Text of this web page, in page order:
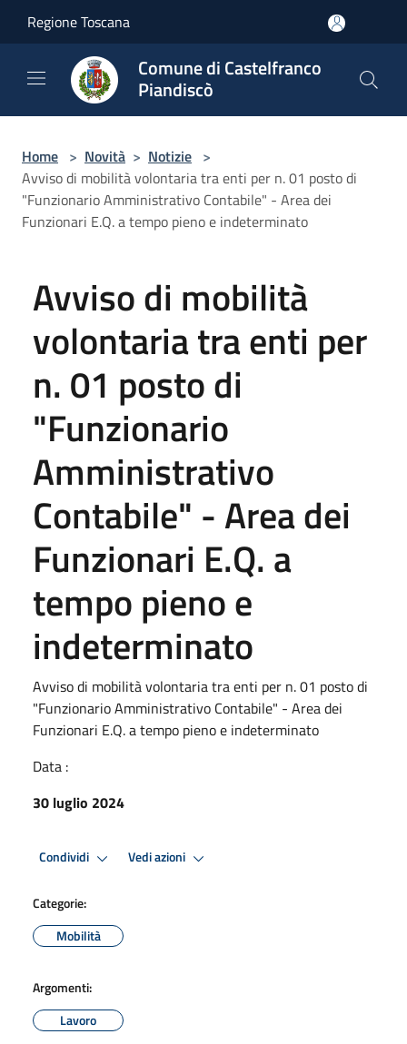
Regione Toscana
Comune di Castelfranco
Piandiscò
Home > Novità > Notizie >
Avviso di mobilità volontaria tra enti per n. 01 posto di
"Funzionario Amministrativo Contabile" - Area dei
Funzionari E.Q. a tempo pieno e indeterminato
Avviso di mobilità
volontaria tra enti per
n. 01 posto di
"Funzionario
Amministrativo
Contabile" - Area dei
Funzionari E.Q. a
tempo pieno e
indeterminato
Avviso di mobilità volontaria tra enti per n. 01 posto di
"Funzionario Amministrativo Contabile" - Area dei
Funzionari E.Q. a tempo pieno e indeterminato
Data :
30 luglio 2024
Condividi Vedi azioni
Categorie:
Mobilità
Argomenti:
Lavoro